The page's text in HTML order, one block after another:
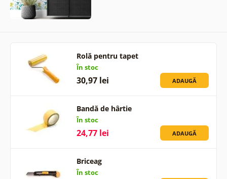
Rolă pentru tapet
În stoc
30,97 lei ADAUGĂ
Bandă de hârtie
În stoc
24,77 lei ADAUGĂ
Briceag
În stoc